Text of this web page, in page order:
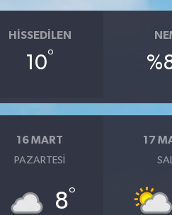
HISSEDILEN
10°
16 MART
PAZARTESI
8°
17